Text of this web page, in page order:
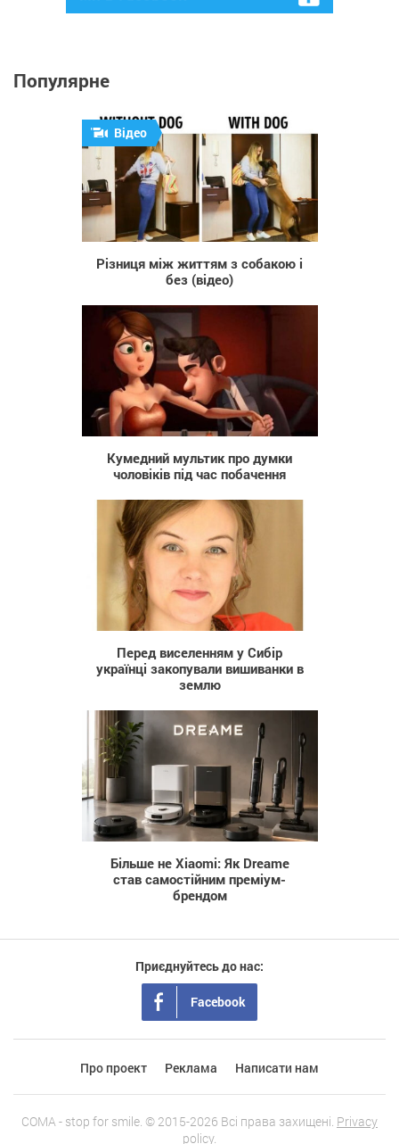
Популярне
1 531
Відео
Різниця між життям з собакою і
без (відео)
11 205
Кумедний мультик про думки
чоловіків під час побачення
47 146
Перед виселенням у Сибір
українці закопували вишиванки в
землю
19
Більше не Xiaomi: Як Dreame
став самостійним преміум-
брендом
Приєднуйтесь до нас:
Facebook
Про проект Реклама Написати нам
COMA - stop for smile. © 2015-2026 Всі права захищені. Privacy
policy.